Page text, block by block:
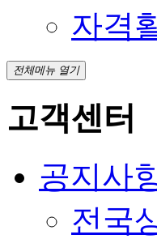
자격
전체메뉴 열기
고객센터
공지사
전국